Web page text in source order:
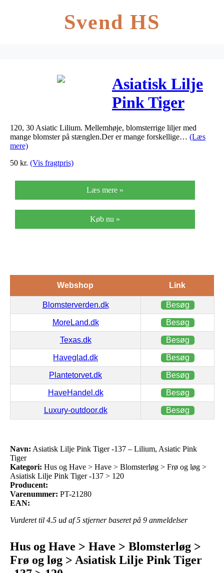
Svend HS
Asiatisk Lilje
Pink Tiger
-137 – Lilium,
Asiatic Pink
120, 30 Asiatic Lilium. Mellemhøje, blomsterrige liljer med
mange blomster på stænglen.Der er mange forskellige… (Læs
mere)
50 kr. (Vis fragtpris)
Læs mere »
Køb nu »
Webshop Link
Blomsterverden.dk Besøg
MoreLand.dk Besøg
Texas.dk Besøg
Haveglad.dk Besøg
Plantetorvet.dk Besøg
HaveHandel.dk Besøg
Luxury-outdoor.dk Besøg
Navn: Asiatisk Lilje Pink Tiger -137 – Lilium, Asiatic Pink
Tiger
Kategori: Hus og Have > Have > Blomsterløg > Frø og løg >
Asiatisk Lilje Pink Tiger -137 > 120
Producent:
Varenummer: PT-21280
EAN:
Vurderet til 4.5 ud af 5 stjerner baseret på 9 anmeldelser
Hus og Have > Have > Blomsterløg >
Frø og løg > Asiatisk Lilje Pink Tiger